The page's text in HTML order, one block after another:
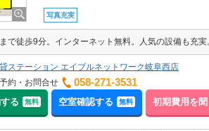
写真充実
で徒歩9分。インターネット無料。人気の設備も充実
ステーション エイブルネットワーク岐阜西店
約・お問合せ
058-271-3531
る 無料 空室確認する 無料 初期費用を聞